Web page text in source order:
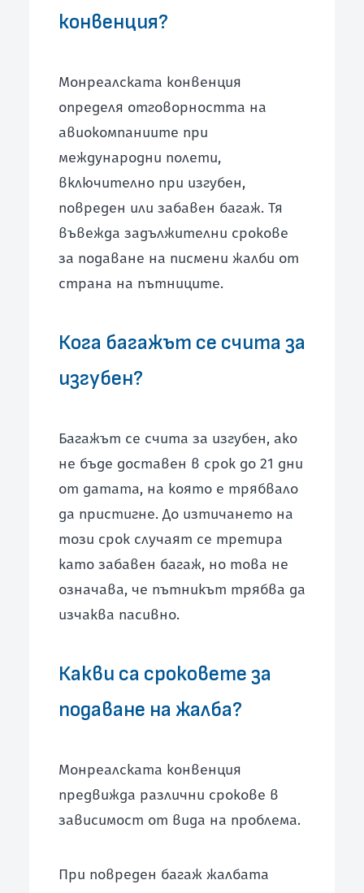
конвенция?
Монреалската конвенция
определя отговорността на
авиокомпаниите при
международни полети,
включително при изгубен,
повреден или забавен багаж. Тя
въвежда задължителни срокове
за подаване на писмени жалби от
страна на пътниците.
Кога багажът се счита за
изгубен?
Багажът се счита за изгубен, ако
не бъде доставен в срок до 21 дни
от датата, на която е трябвало
да пристигне. До изтичането на
този срок случаят се третира
като забавен багаж, но това не
означава, че пътникът трябва да
изчаква пасивно.
Какви са сроковете за
подаване на жалба?
Монреалската конвенция
предвижда различни срокове в
зависимост от вида на проблема.
При повреден багаж жалбата